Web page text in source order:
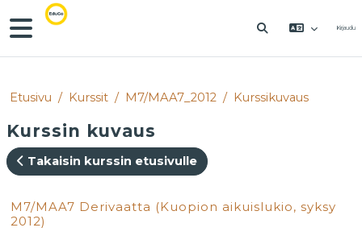
Siirry pääsisältöön
Sivupaneeli
VAIHDA Kirjaudu
Etusivu Kurssit M7/MAA7_2012 Kurssikuvaus
Kurssin kuvaus
Takaisin kurssin etusivulle
M7/MAA7 Derivaatta (Kuopion aikuislukio, syksy
2012)